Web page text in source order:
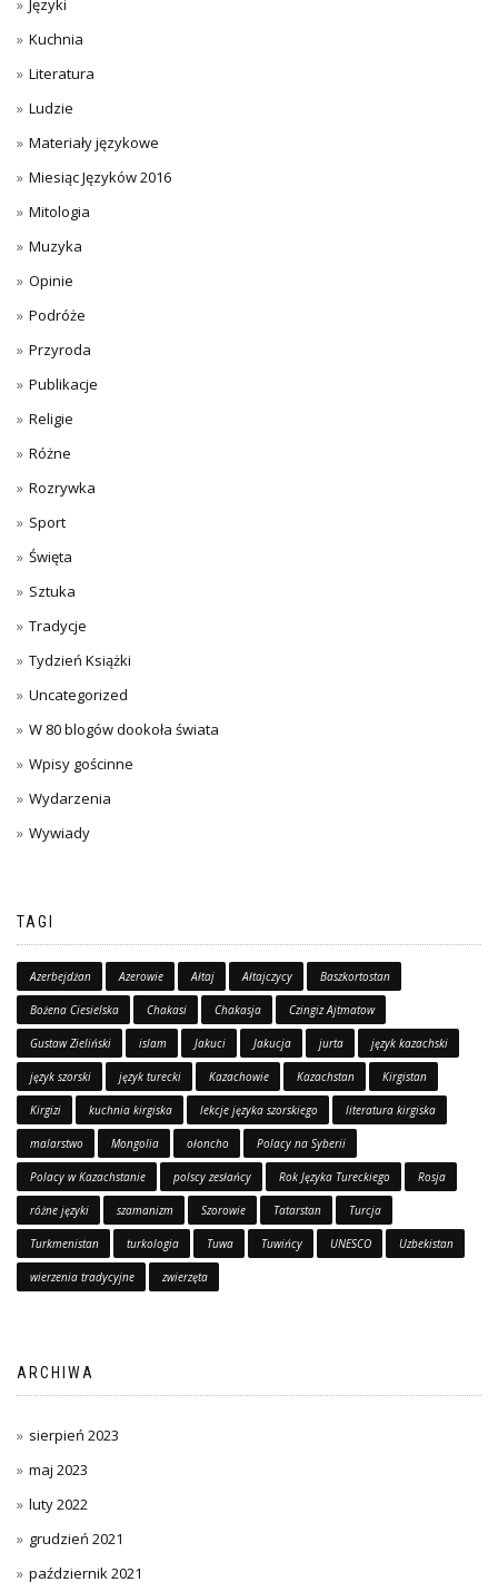
Języki
Kuchnia
Literatura
Ludzie
Materiały językowe
Miesiąc Języków 2016
Mitologia
Muzyka
Opinie
Podróże
Przyroda
Publikacje
Religie
Różne
Rozrywka
Sport
Święta
Sztuka
Tradycje
Tydzień Książki
Uncategorized
W 80 blogów dookoła świata
Wpisy gościnne
Wydarzenia
Wywiady
TAGI
Azerbejdżan Azerowie Ałtaj Ałtajczycy Baszkortostan
Bożena Ciesielska Chakasi Chakasja Czingiz Ajtmatow
Gustaw Zieliński islam Jakuci Jakucja jurta język kazachski
język szorski język turecki Kazachowie Kazachstan Kirgistan
Kirgizi kuchnia kirgiska lekcje języka szorskiego literatura kirgiska
malarstwo Mongolia ołoncho Polacy na Syberii
Polacy w Kazachstanie polscy zesłańcy Rok Języka Tureckiego Rosja
różne języki szamanizm Szorowie Tatarstan Turcja
Turkmenistan turkologia Tuwa Tuwińcy UNESCO Uzbekistan
wierzenia tradycyjne zwierzęta
ARCHIWA
sierpień 2023
maj 2023
luty 2022
grudzień 2021
październik 2021